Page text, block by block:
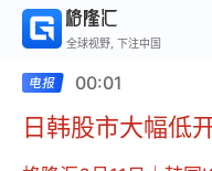
全球视野, 下注中国
00:01
日韩股市大幅低